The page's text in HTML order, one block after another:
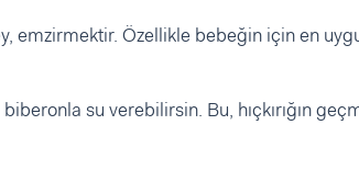
emzirmektir. Özellikle bebeğin için en
su verebilirsin. Bu, hıçkırığın